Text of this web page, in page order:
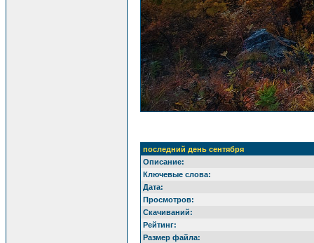
последний день сентября
Описание:
Ключевые слова:
Дата:
Просмотров:
Скачиваний:
Рейтинг:
Размер файла: